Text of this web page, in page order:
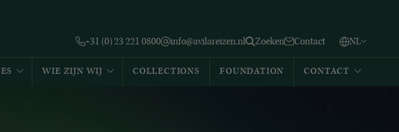
+31 (0) 23 221 0800 info@avilareizen.nl Zoeken Contact NL
Español
WIE ZIJN WIJ COLLECTIONS FOUNDATION CONTACT